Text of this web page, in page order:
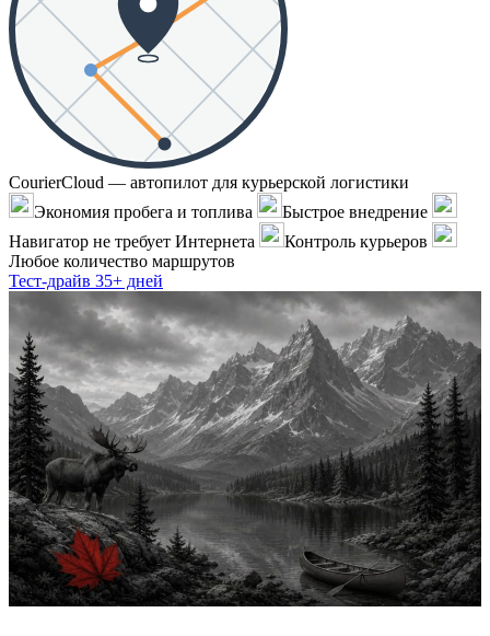
CourierCloud — автопилот для курьерской логистики
Экономия пробега и топлива
Быстрое внедрение
Навигатор не требует Интернета
Контроль курьеров
Любое количество маршрутов
Тест-драйв 35+ дней